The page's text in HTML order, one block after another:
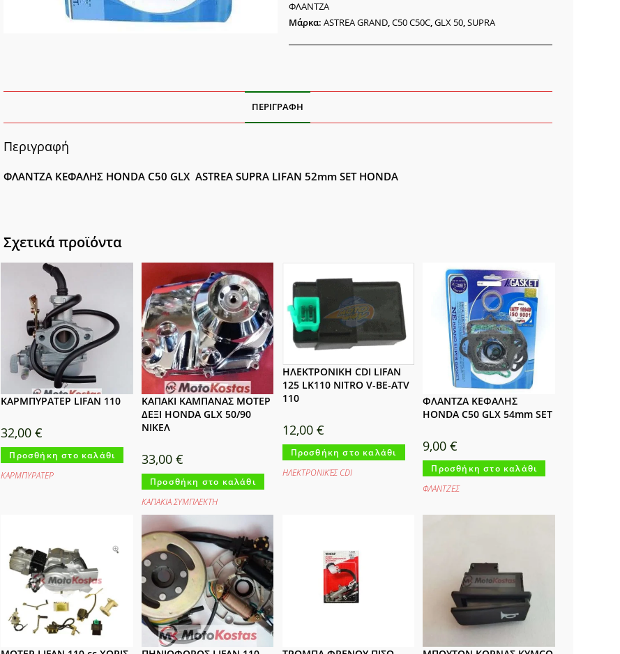
ποσότητα
ΦΛΑΝΤΖΑ
Μάρκα:ASTREA GRAND,C50 C50C,GLX 50,SUPRA
ΠΕΡΙΓΡΑΦΉ
Περιγραφή
ΦΛΑΝΤΖΑ ΚΕΦΑΛΗΣ HONDA C50 GLX ASTREA SUPRA LIFAN 52mm SET HONDA
Σχετικά προϊόντα
ΚΑΡΜΠΥΡΑΤΕΡ LIFAN 110
32,00€
Προσθήκη στο καλάθι
ΚΑΡΜΠΥΡΑΤΕΡ
ΚΑΠΑΚΙ ΚΑΜΠΑΝΑΣ ΜΟΤΕΡ
ΔΕΞΙ HONDA GLX 50/90
ΝΙΚΕΛ
33,00€
Προσθήκη στο καλάθι
ΚΑΠΑΚΙΑ ΣΥΜΠΛΕΚΤΗ
ΗΛΕΚΤΡΟΝΙΚΗ CDI LIFAN
125 LK110 NITRO V-BE-ATV
110
12,00 €
Προσθήκη στο καλάθι
ΗΛΕΚΤΡΟΝΙΚΈΣ CDI
ΦΛΑΝΤΖΑ ΚΕΦΑΛΗΣ
HONDA C50 GLX 54mm SET
9,00€
Προσθήκη στο καλάθι
ΦΛΑΝΤΖΕΣ